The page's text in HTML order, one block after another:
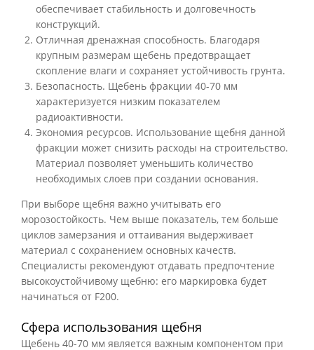
обеспечивает стабильность и долговечность
конструкций.
Отличная дренажная способность. Благодаря
крупным размерам щебень предотвращает
скопление влаги и сохраняет устойчивость грунта.
Безопасность. Щебень фракции 40-70 мм
характеризуется низким показателем
радиоактивности.
Экономия ресурсов. Использование щебня данной
фракции может снизить расходы на строительство.
Материал позволяет уменьшить количество
необходимых слоев при создании основания.
При выборе щебня важно учитывать его
морозостойкость. Чем выше показатель, тем больше
циклов замерзания и оттаивания выдерживает
материал с сохранением основных качеств.
Специалисты рекомендуют отдавать предпочтение
высокоустойчивому щебню: его маркировка будет
начинаться от F200.
Сфера использования щебня
Щебень 40-70 мм является важным компонентом при